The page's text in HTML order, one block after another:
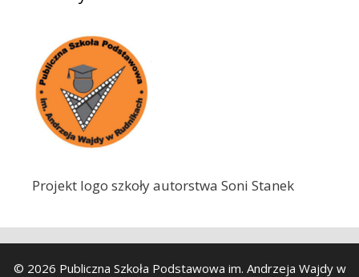
Projekt logo szkoły autorstwa Soni Stanek
© 2026 Publiczna Szkoła Podstawowa im. Andrzeja Wajdy w